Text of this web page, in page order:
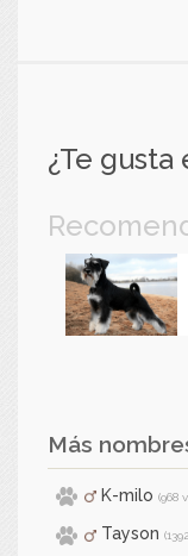
¿Te
Más
K-milo (968
Tayson